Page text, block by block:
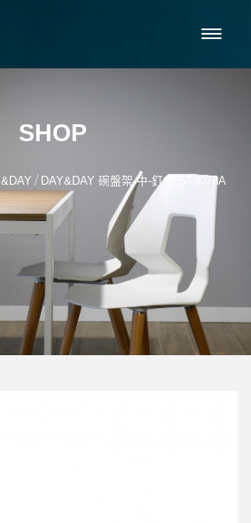
SHOP
/ DAY&DAY 碗盤架-中-釘式 ST3078A